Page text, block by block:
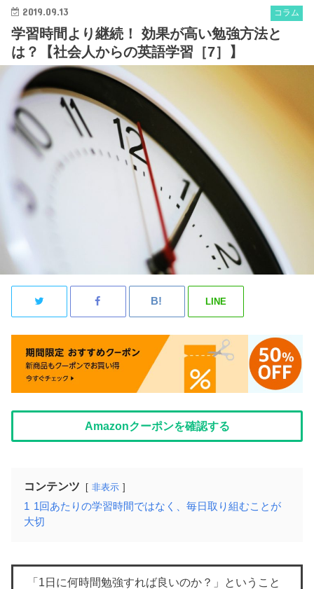
コラム
2019.09.13
学習時間より継続！ 効果が高い勉強方法と
は？【社会人からの英語学習［7］】
LINE
Amazonクーポンを確認する
コンテンツ 非表示
1 1回あたりの学習時間ではなく、毎日取り組むことが
大切
「1日に何時間勉強すれば良いのか？」ということ